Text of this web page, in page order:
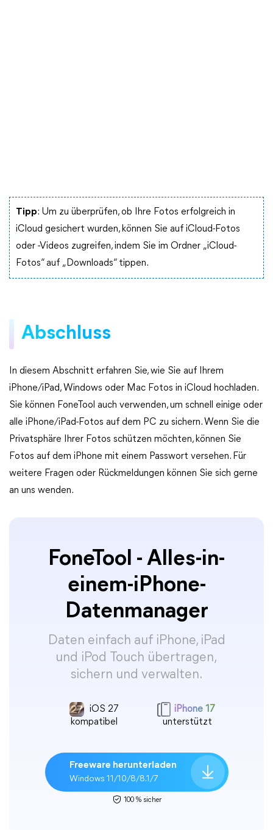
Tipp: Um zu überprüfen, ob Ihre Fotos erfolgreich in
iCloud gesichert wurden, können Sie auf iCloud-Fotos
oder -Videos zugreifen, indem Sie im Ordner „iCloud-
Fotos“ auf „Downloads“ tippen.
Abschluss
In diesem Abschnitt erfahren Sie, wie Sie auf Ihrem
iPhone/iPad, Windows oder Mac Fotos in iCloud hochladen.
Sie können FoneTool auch verwenden, um schnell einige oder
alle iPhone/iPad-Fotos auf dem PC zu sichern. Wenn Sie die
Privatsphäre Ihrer Fotos schützen möchten, können Sie
Fotos auf dem iPhone mit einem Passwort versehen. Für
weitere Fragen oder Rückmeldungen können Sie sich gerne
an uns wenden.
FoneTool - Alles-in-
einem-iPhone-
Datenmanager
Daten einfach auf iPhone, iPad
und iPod Touch übertragen,
sichern und verwalten.
iOS 27
kompatibel
iPhone 17
unterstützt
Freeware herunterladen
Windows 11/10/8/8.1/7
100 % sicher